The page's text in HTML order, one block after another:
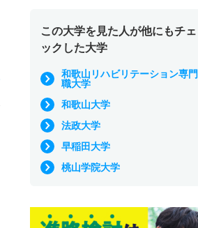
この大学を見た人が他にもチェ
ックした大学
和歌山リハビリテーション専門
職大学
和歌山大学
法政大学
早稲田大学
桃山学院大学